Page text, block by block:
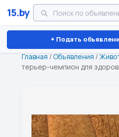
15.by
+ Подать
Минск Витебск Брест
Главная /Объявления /
терьер-чемпион для